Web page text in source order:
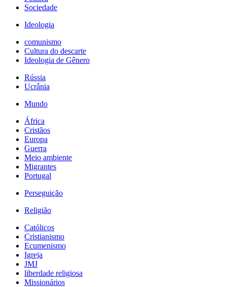
Sociedade
Ideologia
comunismo
Cultura do descarte
Ideologia de Gênero
Rússia
Ucrânia
Mundo
África
Cristãos
Europa
Guerra
Meio ambiente
Migrantes
Portugal
Perseguição
Religião
Católicos
Cristianismo
Ecumenismo
Igreja
JMJ
liberdade religiosa
Missionários